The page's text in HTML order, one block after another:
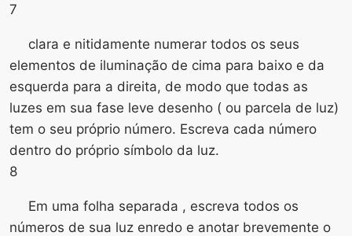
7
clara e nitidamente numerar todos os seus
elementos de iluminação de cima para baixo e da
esquerda para a direita, de modo que todas as
luzes em sua fase leve desenho ( ou parcela de luz)
tem o seu próprio número. Escreva cada número
dentro do próprio símbolo da luz.
8
Em uma folha separada , escreva todos os
números de sua luz enredo e anotar brevemente o